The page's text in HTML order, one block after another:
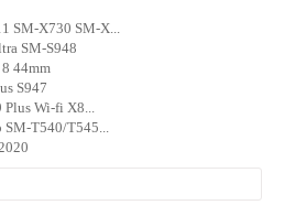
SM-X730 SM-X...
SM-S948
44mm
S947
Plus Wi-fi X8...
SM-T540/T545...